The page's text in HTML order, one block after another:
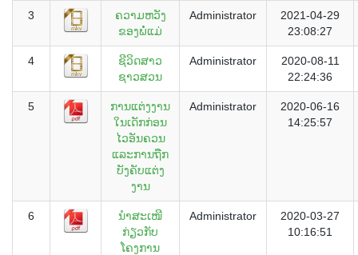
3
ຄວາມຫວັງ
ຂອງພໍ່ແມ່
Administrator
2021-04-29
23:08:27
4
ຊີວິດສາວ
ຊາວສວນ
Administrator
2020-08-11
22:24:36
5
ການແຕ່ງງານ
ໃນເດັກກ່ອນ
ໄວອັນຄວນ
ແລະການຖືກ
ບັງຄັບແຕ່ງ
ງານ
Administrator
2020-06-16
14:25:57
6
ນຳສະເໜີ
ກ່ຽວກັບ
ໂຄງການ
Administrator
2020-03-27
10:16:51